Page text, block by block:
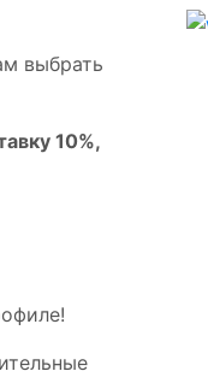
выбрать
10%,